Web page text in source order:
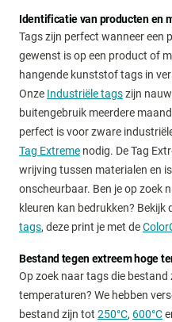
Identificatie van producten en
Tags zijn perfect wanneer een
gewenst is op een product of
hangende kunststof tags in
Onze Industriële tagszijn
buitengebruik meerdere
perfect is voor zware
Tag Extreme nodig. De Tag
wrijving tussen materialen en
onscheurbaar. Ben je op zoek
kleuren kan bedrukken? Bekijk
tags, deze print je met de
Bestand tegen extreem hoge
Op zoek naar tags die bestand
temperaturen? We hebben
bestand zijn tot 250°C, 600°C